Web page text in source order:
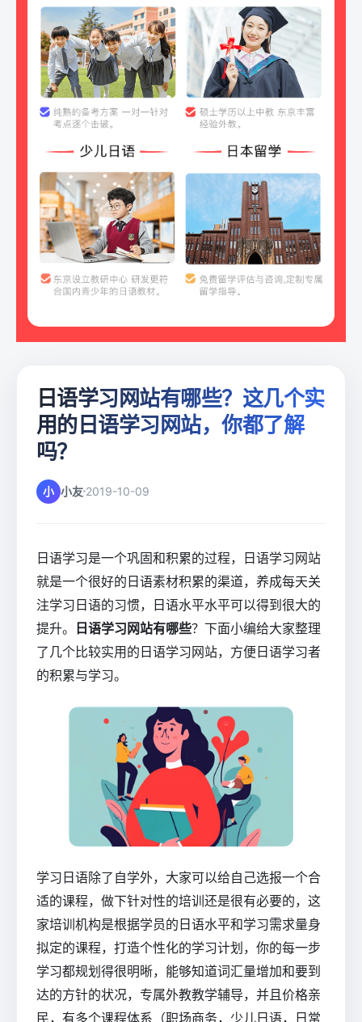
日语学习网站有哪些？这几个实
用的日语学习网站，你都了解
吗？
小 小友 2019-10-09
日语学习是一个巩固和积累的过程，日语学习网站
就是一个很好的日语素材积累的渠道，养成每天关
注学习日语的习惯，日语水平水平可以得到很大的
提升。
日语学习网站有哪些？下面小编给大家整理
了几个比较实用的日语学习网站，方便日语学习者
的积累与学习。
学习日语除了自学外，大家可以给自己选报一个合
适的课程，做下针对性的培训还是很有必要的，这
家培训机构是根据学员的日语水平和学习需求量身
拟定的课程，打造个性化的学习计划，你的每一步
学习都规划得很明晰，能够知道词汇量增加和要到
达的方针的状况，专属外教教学辅导，并且价格亲
民，有多个课程体系（职场商务，少儿日语，日常